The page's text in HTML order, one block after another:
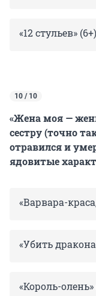
«12 стульев» (6+)
10 / 10
«Жена моя —
сестру (точно
отравился и
ядовитые
«Варвара-
«Убить
«Король-олень»